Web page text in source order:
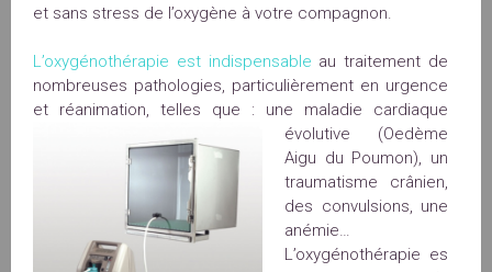
et sans stress de l’oxygène à votre compagnon.
L’oxygénothérapie est indispensable au traitement de
nombreuses pathologies, particulièrement en urgence
et réanimation, telles que : une maladie cardiaque
évolutive (Oedème
Aigu du Poumon), un
traumatisme crânien,
des convulsions, une
anémie…
L’oxygénothérapie es